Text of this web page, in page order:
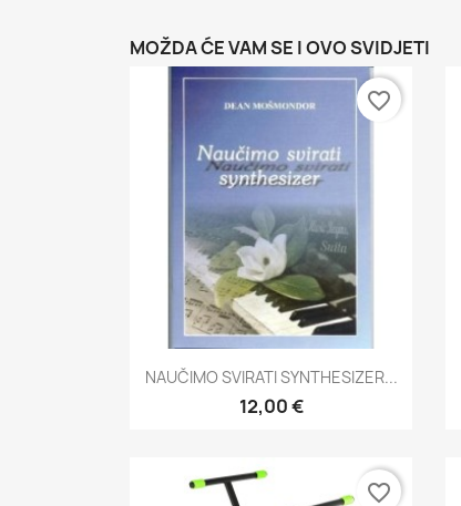
MOŽDA ĆE VAM SE I OVO SVIDJETI
Brzi pregled
NAUČIMO SVIRATI SYNTHESIZER...
12,00 €
favorite_border
favorite_border